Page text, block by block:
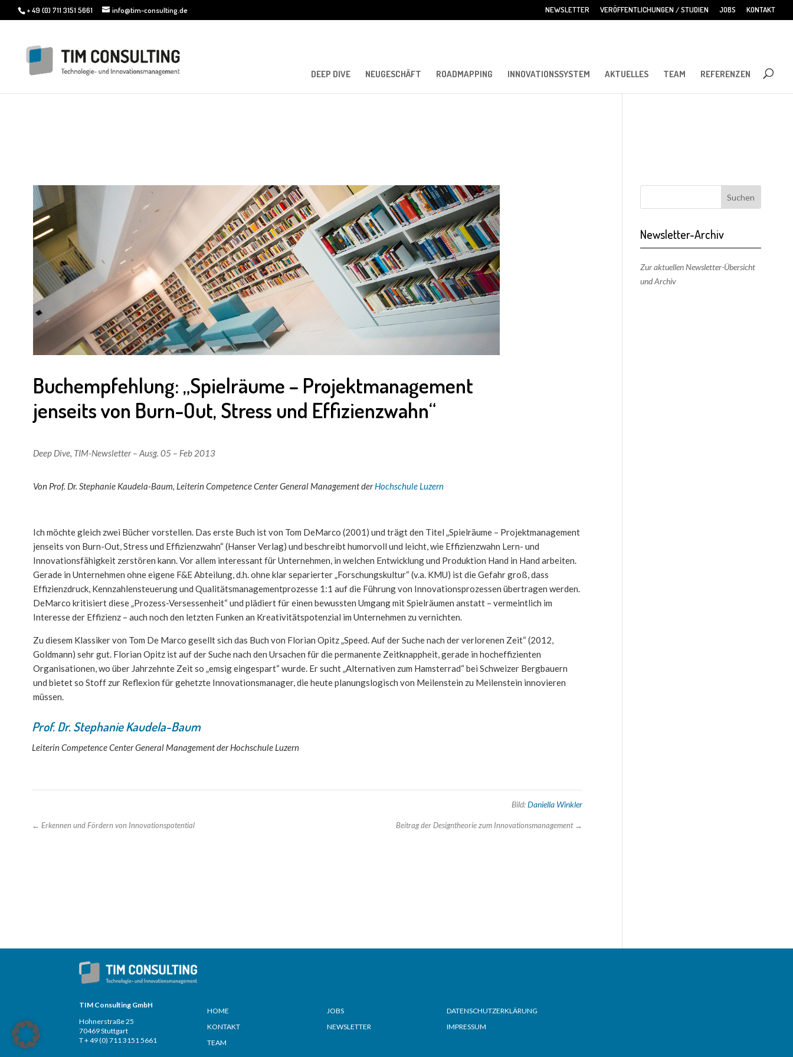
+ 49 (0) 711 3151 5661 info@tim-consulting.de NEWSLETTER VERÖFFENTLICHUNGEN / STUDIEN JOBS KONTAKT
DEEP DIVE NEUGESCHÄFT ROADMAPPING INNOVATIONSSYSTEM AKTUELLES TEAM REFERENZEN
Buchempfehlung: „Spielräume – Projektmanagement
jenseits von Burn-Out, Stress und Effizienzwahn“
Deep Dive, TIM-Newsletter – Ausg. 05 – Feb 2013
Von Prof. Dr. Stephanie Kaudela-Baum, Leiterin Competence Center General Management derHochschule Luzern
Ich möchte gleich zwei Bücher vorstellen. Das erste Buch ist von Tom DeMarco (2001) und trägt den Titel „Spielräume – Projektmanagement
jenseits von Burn-Out, Stress und Effizienzwahn“ (Hanser Verlag) und beschreibt humorvoll und leicht, wie Effizienzwahn Lern- und
Innovationsfähigkeit zerstören kann. Vor allem interessant für Unternehmen, in welchen Entwicklung und Produktion Hand in Hand arbeiten.
Gerade in Unternehmen ohne eigene F&E Abteilung, d.h. ohne klar separierter „Forschungskultur“ (v.a. KMU) ist die Gefahr groß, dass
Effizienzdruck, Kennzahlensteuerung und Qualitätsmanagementprozesse 1:1 auf die Führung von Innovationsprozessen übertragen werden.
DeMarco kritisiert diese „Prozess-Versessenheit“ und plädiert für einen bewussten Umgang mit Spielräumen anstatt – vermeintlich im
Interesse der Effizienz – auch noch den letzten Funken an Kreativitätspotenzial im Unternehmen zu vernichten.
Zu diesem Klassiker von Tom De Marco gesellt sich das Buch von Florian Opitz „Speed. Auf der Suche nach der verlorenen Zeit“ (2012,
Goldmann) sehr gut. Florian Opitz ist auf der Suche nach den Ursachen für die permanente Zeitknappheit, gerade in hocheffizienten
Organisationen, wo über Jahrzehnte Zeit so „emsig eingespart“ wurde. Er sucht „Alternativen zum Hamsterrad“ bei Schweizer Bergbauern
und bietet so Stoff zur Reflexion für gehetzte Innovationsmanager, die heute planungslogisch von Meilenstein zu Meilenstein innovieren
müssen.
Prof. Dr. Stephanie Kaudela-Baum
Leiterin Competence Center General Management der Hochschule Luzern
Bild:Daniella Winkler
← Erkennen und Fördern von Innovationspotential Beitrag der Designtheorie zum Innovationsmanagement→
Newsletter-Archiv
Zur aktuellen Newsletter-Übersicht
und Archiv
TIM Consulting GmbH
Hohnerstraße 25
70469 Stuttgart
T + 49 (0) 711 3151 5661
HOME
KONTAKT
TEAM
JOBS
NEWSLETTER
DATENSCHUTZERKLÄRUNG
IMPRESSUM